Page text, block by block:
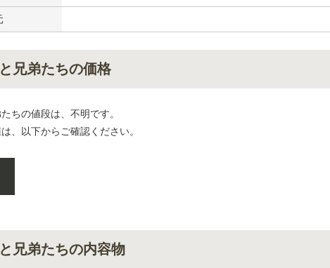
兄弟たちの価格
ちの値段は、不明です。
、以下からご確認ください。
兄弟たちの内容物